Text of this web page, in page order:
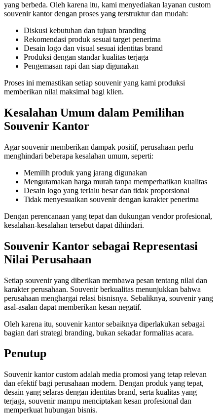
yang berbeda. Oleh karena itu, kami menyediakan layanan custom
souvenir kantor dengan proses yang terstruktur dan mudah:
Diskusi kebutuhan dan tujuan branding
Rekomendasi produk sesuai target penerima
Desain logo dan visual sesuai identitas brand
Produksi dengan standar kualitas terjaga
Pengemasan rapi dan siap digunakan
Proses ini memastikan setiap souvenir yang kami produksi
memberikan nilai maksimal bagi klien.
Kesalahan Umum dalam Pemilihan
Souvenir Kantor
Agar souvenir memberikan dampak positif, perusahaan perlu
menghindari beberapa kesalahan umum, seperti:
Memilih produk yang jarang digunakan
Mengutamakan harga murah tanpa memperhatikan kualitas
Desain logo yang terlalu besar dan tidak proporsional
Tidak menyesuaikan souvenir dengan karakter penerima
Dengan perencanaan yang tepat dan dukungan vendor profesional,
kesalahan-kesalahan tersebut dapat dihindari.
Souvenir Kantor sebagai Representasi
Nilai Perusahaan
Setiap souvenir yang diberikan membawa pesan tentang nilai dan
karakter perusahaan. Souvenir berkualitas menunjukkan bahwa
perusahaan menghargai relasi bisnisnya. Sebaliknya, souvenir yang
asal-asalan dapat memberikan kesan negatif.
Oleh karena itu, souvenir kantor sebaiknya diperlakukan sebagai
bagian dari strategi branding, bukan sekadar formalitas acara.
Penutup
Souvenir kantor custom adalah media promosi yang tetap relevan
dan efektif bagi perusahaan modern. Dengan produk yang tepat,
desain yang selaras dengan identitas brand, serta kualitas yang
terjaga, souvenir mampu menciptakan kesan profesional dan
memperkuat hubungan bisnis.